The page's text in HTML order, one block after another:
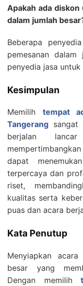
Apakah ada diskon
dalam jumlah
Beberapa
pemesanan dalam
penyedia jasa
Kesimpulan
Memilih tempat
Tangerang sangat
berjalan
dapat
terpercaya dan
riset,
kualitas serta
puas dan acara
Kata Penutup
Menyiapkan
besar yang
Dengan memilih